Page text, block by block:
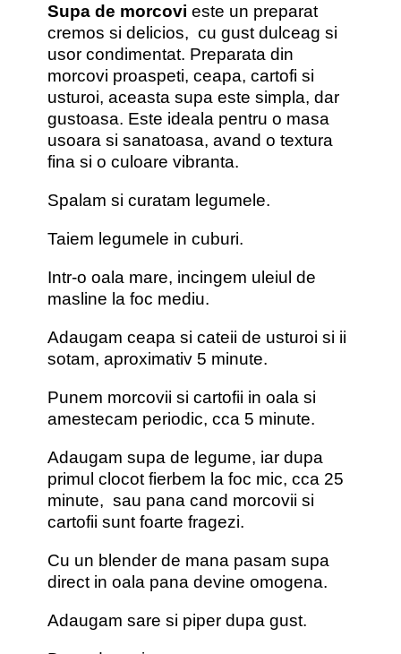
Supa de morcovi este un preparat
cremos si delicios, cu gust dulceag si
usor condimentat. Preparata din
morcovi proaspeti, ceapa, cartofi si
usturoi, aceasta supa este simpla, dar
gustoasa. Este ideala pentru o masa
usoara si sanatoasa, avand o textura
fina si o culoare vibranta.
Spalam si curatam legumele.
Taiem legumele in cuburi.
Intr-o oala mare, incingem uleiul de
masline la foc mediu.
Adaugam ceapa si cateii de usturoi si ii
sotam, aproximativ 5 minute.
Punem morcovii si cartofii in oala si
amestecam periodic, cca 5 minute.
Adaugam supa de legume, iar dupa
primul clocot fierbem la foc mic, cca 25
minute, sau pana cand morcovii si
cartofii sunt foarte fragezi.
Cu un blender de mana pasam supa
direct in oala pana devine omogena.
Adaugam sare si piper dupa gust.